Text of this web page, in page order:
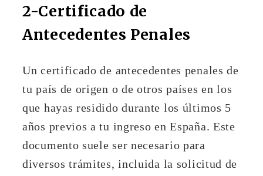
2-Certificado de
Antecedentes Penales
Un certificado de antecedentes penales de
tu país de origen o de otros países en los
que hayas residido durante los últimos 5
años previos a tu ingreso en España. Este
documento suele ser necesario para
diversos trámites, incluida la solicitud de